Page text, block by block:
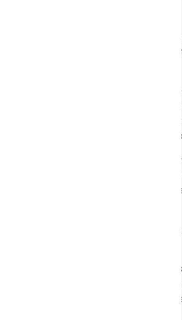
dat genade en barmhartigheid
ten deel vallen en dat er over
Een rechtvaardige die sterft zal
zijn van de goddelozen die leven
jongeman die vroeg tot
de hoogbejaarde zondaar
Zij zullen immers het sterven de
zonder te begrijpen wat de
voorhad en waarom Hij hem in
Zij zullen het zien, vol
En tenslotte worden zij
een voorwerp van spot onder
eeuwig, want Hij zal hen breken
sprakeloos voorover laten